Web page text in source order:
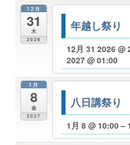
12月
31
木
2026
年越し祭り
12月 31 2026 @
2027 @ 01:00
1月
8
金
2027
八日講祭り
1月 8 @ 10:00 –